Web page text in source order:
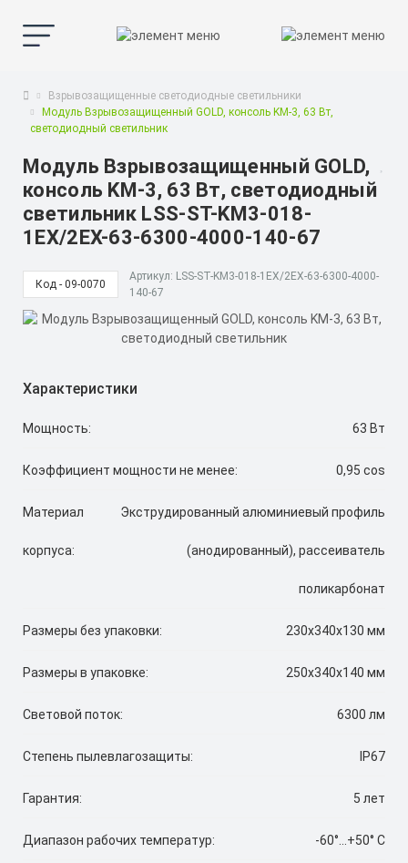
Взрывозащищенные светодиодные светильники
Модуль Взрывозащищенный GOLD, консоль KM-3, 63 Вт,
светодиодный светильник
Модуль Взрывозащищенный GOLD,
консоль KM-3, 63 Вт, светодиодный
светильник LSS-ST-KM3-018-
1EX/2EX-63-6300-4000-140-67
Код - 09-0070
Артикул: LSS-ST-KM3-018-1EX/2EX-63-6300-4000-
140-67
Характеристики
Мощность: 63 Вт
Коэффициент мощности не менее: 0,95 cos
Материал
корпуса:
Экструдированный алюминиевый профиль
(анодированный), рассеиватель
поликарбонат
Размеры без упаковки: 230x340x130 мм
Размеры в упаковке: 250x340x140 мм
Световой поток: 6300 лм
Степень пылевлагозащиты: IP67
Гарантия: 5 лет
Диапазон рабочих температур: -60°...+50° C